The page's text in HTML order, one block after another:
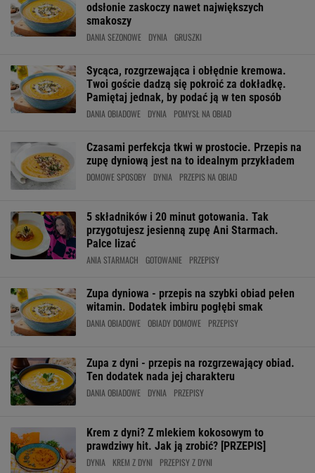
odsłonie zaskoczy nawet największych
smakoszy
DANIA SEZONOWE DYNIA GRUSZKI
Sycąca, rozgrzewająca i obłędnie kremowa.
Twoi goście dadzą się pokroić za dokładkę.
Pamiętaj jednak, by podać ją w ten sposób
DANIA OBIADOWE DYNIA POMYSŁ NA OBIAD
Czasami perfekcja tkwi w prostocie. Przepis na
zupę dyniową jest na to idealnym przykładem
DOMOWE SPOSOBY DYNIA PRZEPIS NA OBIAD
5 składników i 20 minut gotowania. Tak
przygotujesz jesienną zupę Ani Starmach.
Palce lizać
ANIA STARMACH GOTOWANIE PRZEPISY
Zupa dyniowa - przepis na szybki obiad pełen
witamin. Dodatek imbiru pogłębi smak
DANIA OBIADOWE OBIADY DOMOWE PRZEPISY
Zupa z dyni - przepis na rozgrzewający obiad.
Ten dodatek nada jej charakteru
DANIA OBIADOWE DYNIA PRZEPISY
Krem z dyni? Z mlekiem kokosowym to
prawdziwy hit. Jak ją zrobić? [PRZEPIS]
DYNIA KREM Z DYNI PRZEPISY Z DYNI